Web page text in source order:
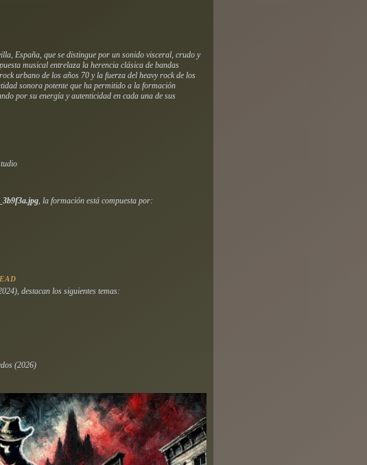
España, que se distingue por un sonido visceral, crudo y
musical entrelaza la herencia clásica de bandas
urbano de los años 70 y la fuerza del heavy rock de los
sonora potente que ha permitido a la formación
por su energía y autenticidad en cada una de sus
, la formación está compuesta por:
destacan los siguientes temas:
(2026)